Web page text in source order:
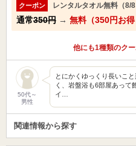
クーポン レンタルタオル無料（8/8
通常350円 → 無料（350円お得
他にも1種類のク
50代～
男性
とにかくゆっくり長いこ
く、岩盤浴も6部屋あって
イ…
関連情報から探す